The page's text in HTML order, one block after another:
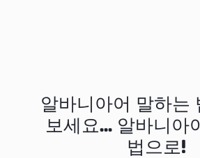
알바니아어 말하는
보세요... 알바니아
법으로!